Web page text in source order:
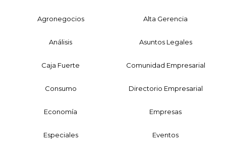
Agronegocios Alta Gerencia
Análisis Asuntos Legales
Caja Fuerte Comunidad Empresarial
Consumo Directorio Empresarial
Economía Empresas
Especiales Eventos